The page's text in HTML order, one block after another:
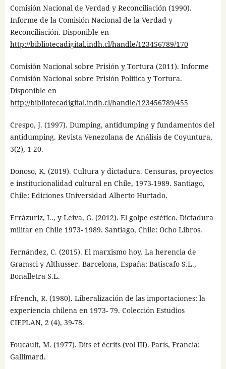
Comisión Nacional de Verdad y Reconciliación (1990).
Informe de la Comisión Nacional de la Verdad y
Reconciliación. Disponible en
http://bibliotecadigital.indh.cl/handle/123456789/170
Comisión Nacional sobre Prisión y Tortura (2011). Informe
Comisión Nacional sobre Prisión Política y Tortura.
Disponible en
http://bibliotecadigital.indh.cl/handle/123456789/455
Crespo, J. (1997). Dumping, antidumping y fundamentos del
antidumping. Revista Venezolana de Análisis de Coyuntura,
3(2), 1-20.
Donoso, K. (2019). Cultura y dictadura. Censuras, proyectos
e institucionalidad cultural en Chile, 1973-1989. Santiago,
Chile: Ediciones Universidad Alberto Hurtado.
Errázuriz, L., y Leiva, G. (2012). El golpe estético. Dictadura
militar en Chile 1973- 1989. Santiago, Chile: Ocho Libros.
Fernández, C. (2015). El marxismo hoy. La herencia de
Gramsci y Althusser. Barcelona, España: Batiscafo S.L.,
Bonalletra S.L.
Ffrench, R. (1980). Liberalización de las importaciones: la
experiencia chilena en 1973- 79. Colección Estudios
CIEPLAN, 2 (4), 39-78.
Foucault, M. (1977). Dits et écrits (vol III). París, Francia:
Gallimard.